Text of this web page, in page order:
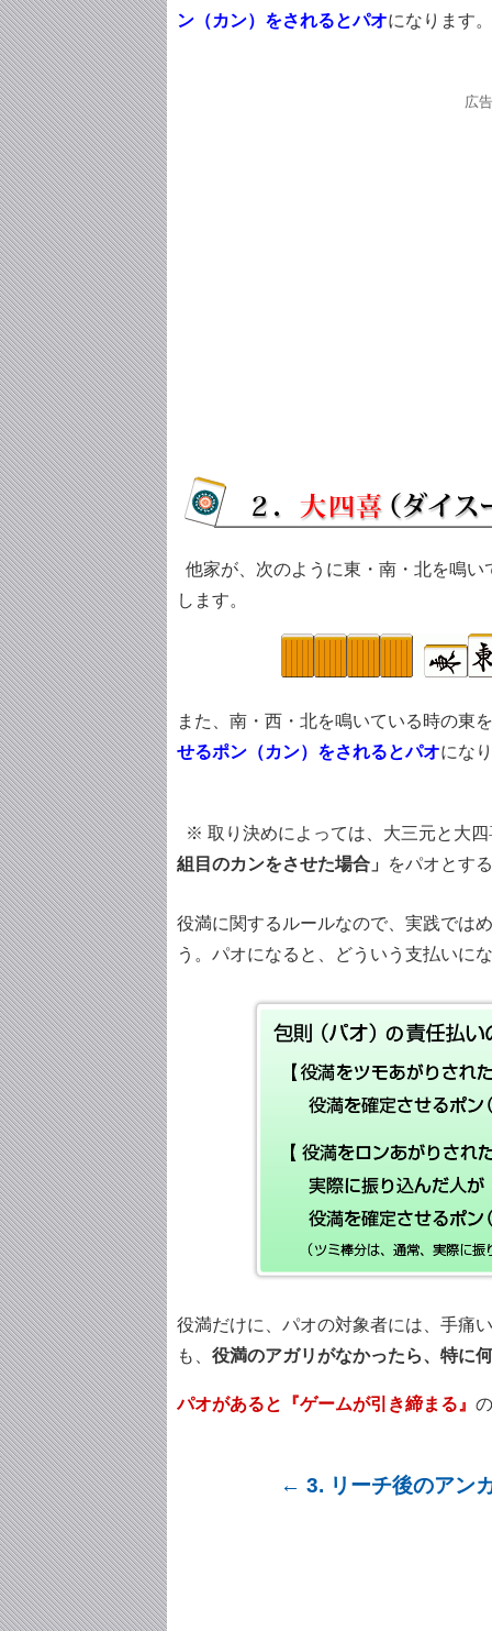
ン（カン）をされるとパオになります。
広
他家が、次のように東・南・北を鳴
します。
また、南・西・北を鳴いている時の東
せるポン（カン）をされるとパオにな
※ 取り決めによっては、大三元と大
組目のカンをさせた場合」
をパオとす
役満に関するルールなので、実践では
う。パオになると、どういう支払いに
役満だけに、パオの対象者には、手痛
も、 役満のアガリがなかったら、特に
パオがあると『ゲームが引き締まる』
← 3. リーチ後のアン